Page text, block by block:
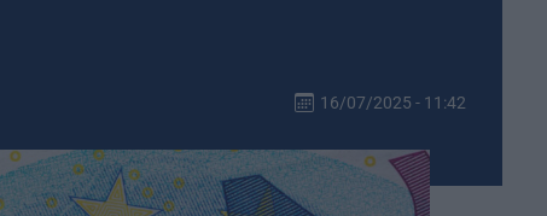
16/07/2025 - 11:42